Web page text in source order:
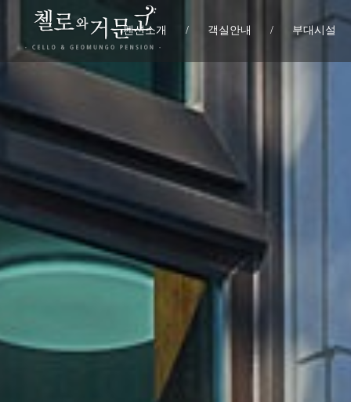
펜션소개 / 객실안내 / 부대시설